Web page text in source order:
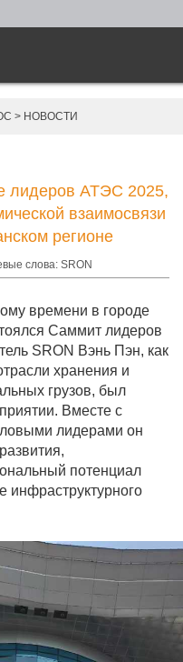
> НОВОСТИ
лидеров АТЭС 2025,
взаимосвязи
регионе
слова: SRON
времени в городе
Саммит лидеров
SRON Вэнь Пэн, как
хранения и
грузов, был
Вместе с
лидерами он
потенциал
инфраструктурного